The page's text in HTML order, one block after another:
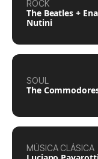
ROCK
The Beatles +
Nutini
SOUL
The
MÚSICA CLÁSICA